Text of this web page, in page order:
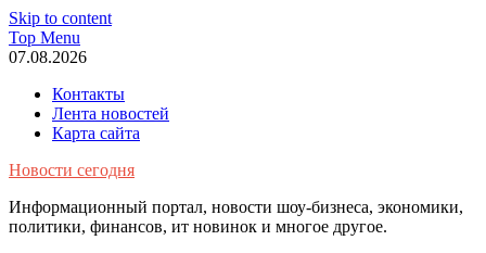
Skip to content
Top Menu
07.08.2026
Контакты
Лента новостей
Карта сайта
Новости сегодня
Информационный портал, новости шоу-бизнеса, экономики,
политики, финансов, ит новинок и многое другое.